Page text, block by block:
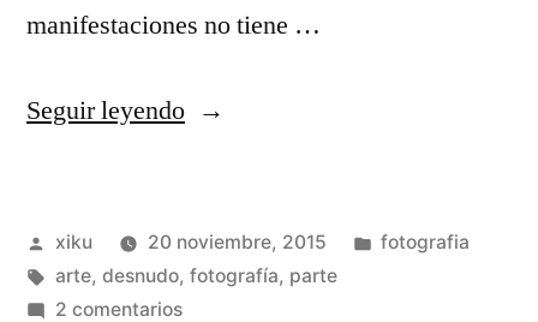
manifestaciones no tiene …
Seguir leyendo«El
parte.»
Publicado
por
xiku 20 noviembre, 2015
Publicado
fotografia
Etiquetas:
arte, desnudo, fotografía, parte
2 comentariosen